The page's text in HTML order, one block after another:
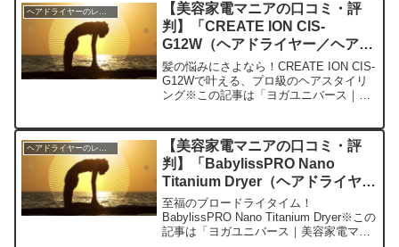
【美容家電マニアの口コミ・評
判】「CREATE ION CIS-
G12W（ヘアドライヤー／ヘアア
イロン）」を実際に使ってみた正
直感想
髪の悩みにさよなら！CREATE ION CIS-
G12Wで叶える、プロ級のヘアスタイリ
ング※この記事は「ヨガユニバース｜美
ミ今日、編集部が紹介したいのが
CREATE ...
【美容家電マニアの口コミ・評
判】「BabylissPRO Nano
Titanium Dryer（ヘアドライヤー
／ヘアアイロン）」を実際に使っ
てみた正直感想
至福のブロードライタイム！
BabylissPRO Nano Titanium Dryer※この
記事は「ヨガユニバース｜美容家電マニ